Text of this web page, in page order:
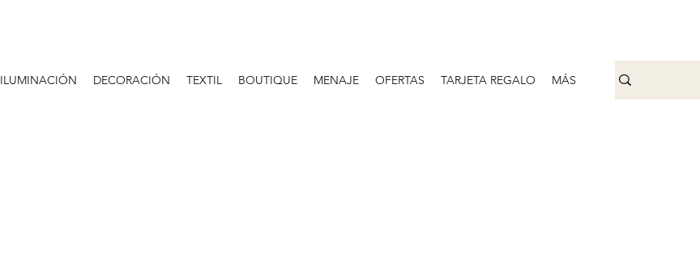
ILUMINACIÓN DECORACIÓN TEXTIL BOUTIQUE MENAJE OFERTAS TARJETA REGALO MÁS